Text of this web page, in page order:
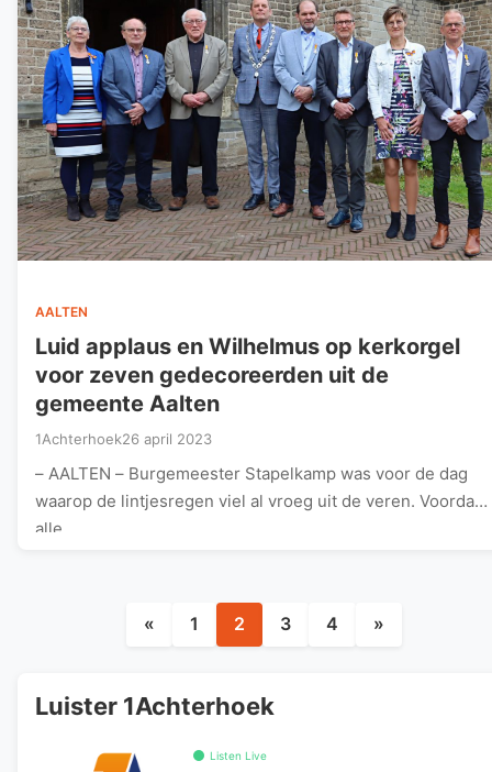
AALTEN
Luid applaus en Wilhelmus op kerkorgel
voor zeven gedecoreerden uit de
gemeente Aalten
1Achterhoek26 april 2023
– AALTEN – Burgemeester Stapelkamp was voor de dag
waarop de lintjesregen viel al vroeg uit de veren. Voordat
alle…
paginering
« 1 2 3 4 »
Luister 1Achterhoek
Listen Live